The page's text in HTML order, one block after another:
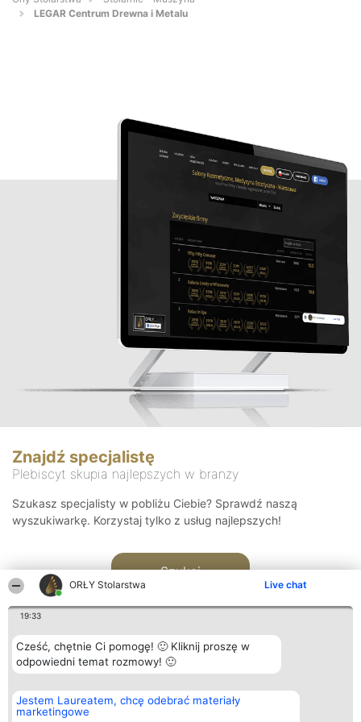
ORŁY Stolarstwa Live chat
19:33
Cześć, chętnie Ci pomogę! 🙂 Kliknij proszę w
odpowiedni temat rozmowy! 🙂
Jestem Laureatem, chcę odebrać materiały
marketingowe
LEGAR Centrum Drewna i Metalu
Znajdź specjalistę
Plebiscyt skupia najlepszych w branży
Szukasz specjalisty w pobliżu Ciebie? Sprawdź naszą
wyszukiwarkę. Korzystaj tylko z usług najlepszych!
Szukaj
Organizator plebiscytu
Bright Side Solutions sp. z o.
o. sp. k.
Plebiscyt
Laureaci
Kontakt
Kontakt